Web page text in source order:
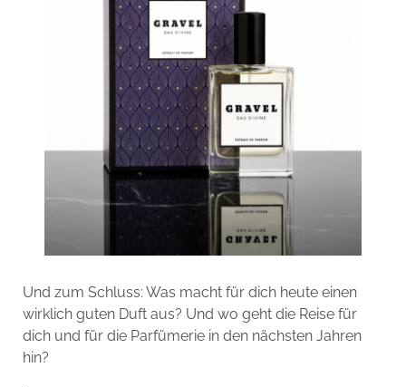
Und zum Schluss: Was macht für dich heute einen
wirklich guten Duft aus? Und wo geht die Reise für
dich und für die Parfümerie in den nächsten Jahren
hin?